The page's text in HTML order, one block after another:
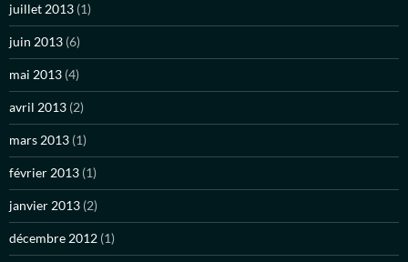
juillet 2013 (1)
juin 2013 (6)
mai 2013 (4)
avril 2013 (2)
mars 2013 (1)
février 2013 (1)
janvier 2013 (2)
décembre 2012 (1)